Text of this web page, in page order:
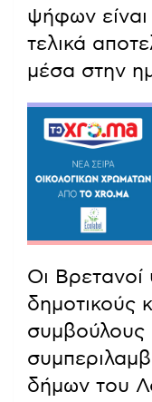
ψήφων είναι
τελικά
μέσα στην
Οι Βρετανοί
δημοτικούς
συμβούλους
δήμων του